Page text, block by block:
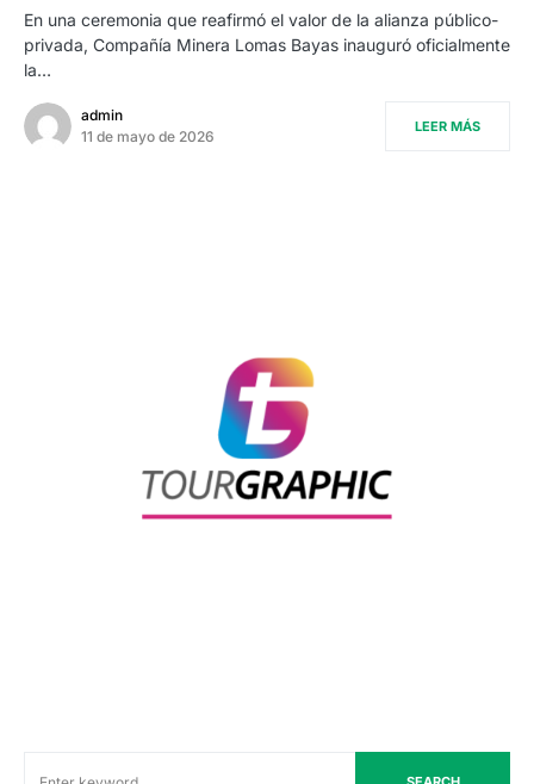
En una ceremonia que reafirmó el valor de la alianza público-
privada, Compañía Minera Lomas Bayas inauguró oficialmente
la…
admin
11 de mayo de 2026
LEER MÁS